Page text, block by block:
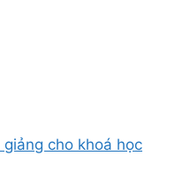
cho khoá học